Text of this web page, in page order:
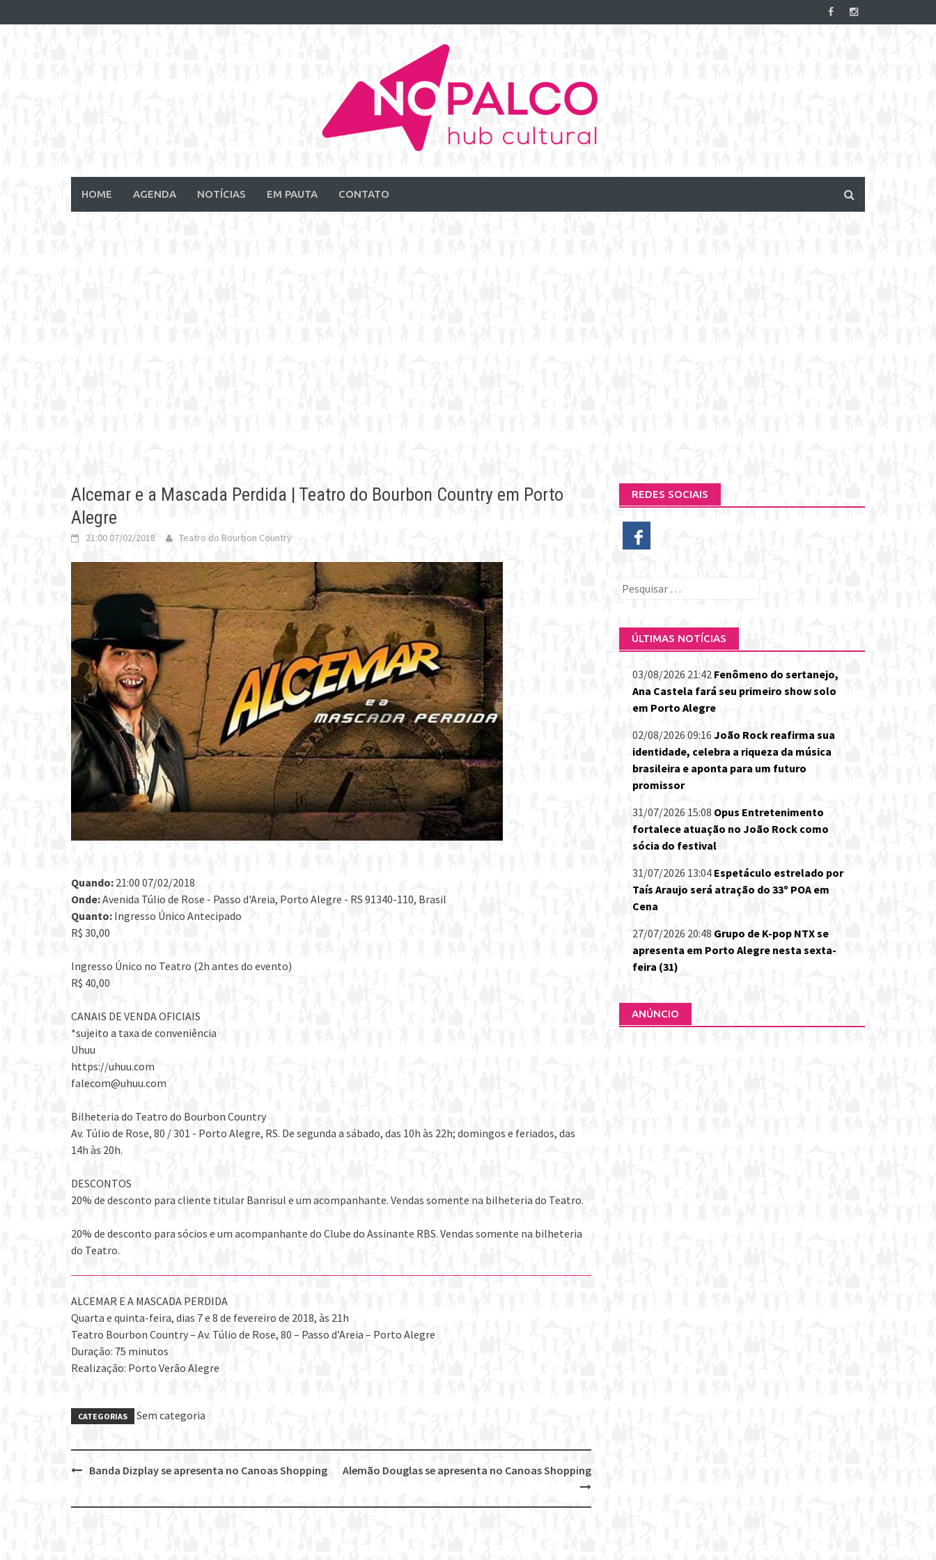
to
HOME AGENDA NOTÍCIAS EM PAUTA CONTATO
Alcemar e a Mascada Perdida | Teatro do Bourbon Country em Porto
Alegre
21:00 07/02/2018 Teatro do Bourbon Country
Quando: 21:00 07/02/2018
Onde:Avenida Túlio de Rose - Passo d'Areia, Porto Alegre - RS 91340-110, Brasil
Quanto: Ingresso Único Antecipado
R$ 30,00
Ingresso Único no Teatro (2h antes do evento)
R$ 40,00
CANAIS DE VENDA OFICIAIS
*sujeito a taxa de conveniência
Uhuu
https://uhuu.com
falecom@uhuu.com
Bilheteria do Teatro do Bourbon Country
Av. Túlio de Rose, 80 / 301 - Porto Alegre, RS. De segunda a sábado, das 10h às 22h; domingos e feriados, das
14h às 20h.
DESCONTOS
20% de desconto para cliente titular Banrisul e um acompanhante. Vendas somente na bilheteria do Teatro.
20% de desconto para sócios e um acompanhante do Clube do Assinante RBS. Vendas somente na bilheteria
do Teatro.
ALCEMAR E A MASCADA PERDIDA
Quarta e quinta-feira, dias 7 e 8 de fevereiro de 2018, às 21h
Teatro Bourbon Country – Av. Túlio de Rose, 80 – Passo d’Areia – Porto Alegre
Duração: 75 minutos
Realização: Porto Verão Alegre
CATEGORIAS Sem categoria
navigation
Alemão Douglas se apresenta no Canoas Shopping
Banda Dizplay se apresenta no Canoas Shopping
REDES SOCIAIS
Pesquisar
ÚLTIMAS NOTÍCIAS
03/08/2026 21:42 Fenômeno do sertanejo,
Ana Castela fará seu primeiro show solo
em Porto Alegre
02/08/2026 09:16 João Rock reafirma sua
identidade, celebra a riqueza da música
brasileira e aponta para um futuro
promissor
31/07/2026 15:08 Opus Entretenimento
fortalece atuação no João Rock como
sócia do festival
31/07/2026 13:04 Espetáculo estrelado por
Taís Araujo será atração do 33º POA em
Cena
27/07/2026 20:48 Grupo de K-pop NTX se
apresenta em Porto Alegre nesta sexta-
feira (31)
ANÚNCIO